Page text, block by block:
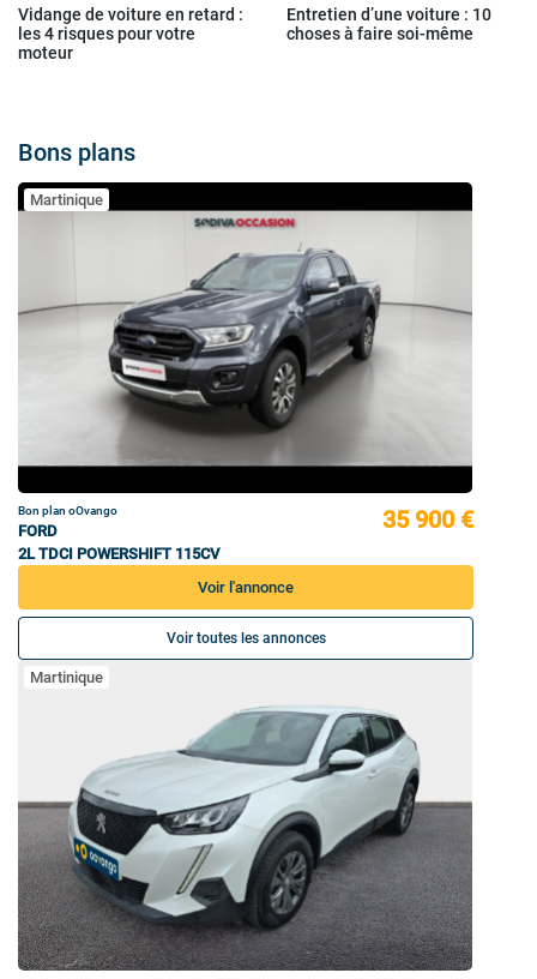
Vidange de voiture en retard :
les 4 risques pour votre
moteur
Entretien d’une voiture : 10
choses à faire soi-même
Bons plans
Martinique
Bon plan oOvango
FORD
2L TDCI POWERSHIFT 115CV
35 900 €
Voir l'annonce
Voir toutes les annonces
Martinique